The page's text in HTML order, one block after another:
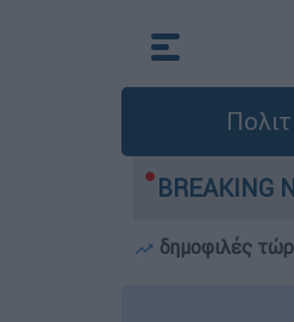
BREAKING
οι δύο τραυματίες
δημοφιλές